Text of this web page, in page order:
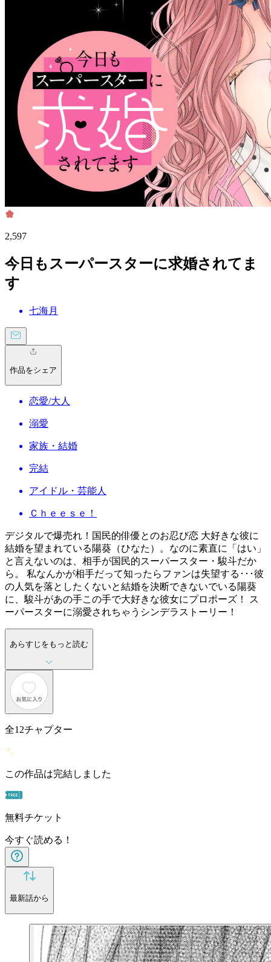
2,597
今日もスーパースターに求婚されてま
す
七海月
作品をシェア
恋愛/大人
溺愛
家族・結婚
完結
アイドル・芸能人
Ｃｈｅｅｓｅ！
デジタルで爆売れ！国民的俳優とのお忍び恋 大好きな彼に
結婚を望まれている陽葵（ひなた）。なのに素直に「はい」
と言えないのは、相手が国民的スーパースター・駿斗だか
ら。 私なんかが相手だって知ったらファンは失望する･･･彼
の人気を落としたくないと結婚を決断できないでいる陽葵
に、駿斗があの手この手で大好きな彼女にプロポーズ！ ス
ーパースターに溺愛されちゃうシンデラストーリー！
あらすじをもっと読む
全12チャプター
この作品は完結しました
無料チケット
今すぐ読める！
最新話から